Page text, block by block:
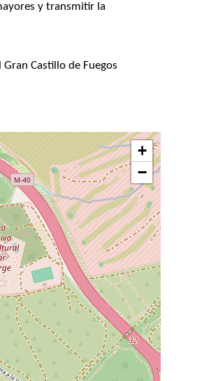
y transmitir la
Castillo de Fuegos
+
−